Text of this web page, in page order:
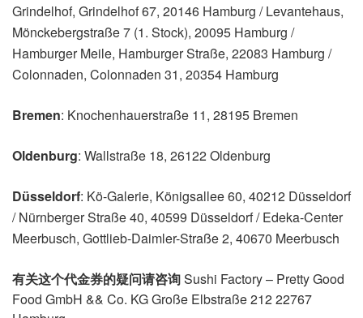
Grindelhof, Grindelhof 67, 20146 Hamburg / Levantehaus,
Mönckebergstraße 7 (1. Stock), 20095 Hamburg /
Hamburger Meile, Hamburger Straße, 22083 Hamburg /
Colonnaden, Colonnaden 31, 20354 Hamburg
Bremen: Knochenhauerstraße 11, 28195 Bremen
Oldenburg: Wallstraße 18, 26122 Oldenburg
Düsseldorf: Kö-Galerie, Königsallee 60, 40212 Düsseldorf
/ Nürnberger Straße 40, 40599 Düsseldorf / Edeka-Center
Meerbusch, Gottlieb-Daimler-Straße 2, 40670 Meerbusch
有关这个代金券的疑问请咨询Sushi Factory – Pretty Good
Food GmbH && Co. KGGroße Elbstraße 21222767